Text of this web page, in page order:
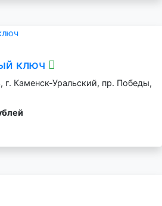
ключ
г. Каменск-Уральский, пр. Победы,